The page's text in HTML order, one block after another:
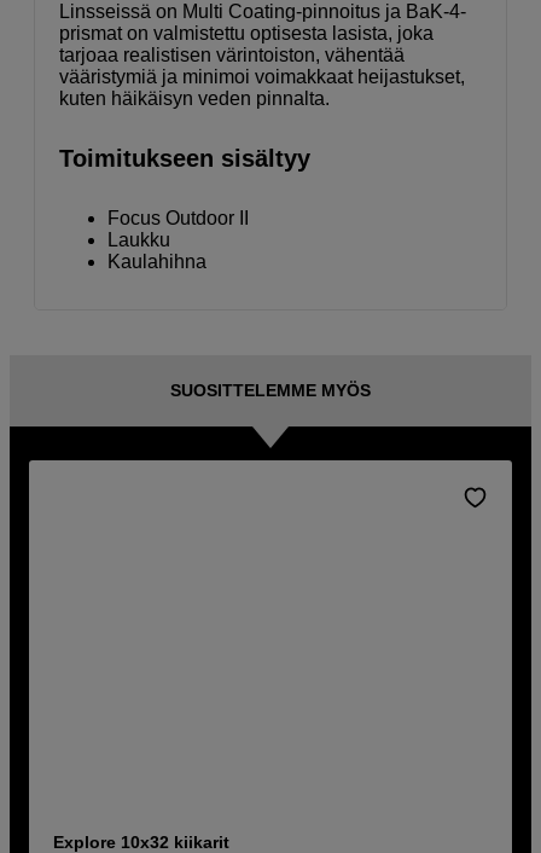
Linsseissä on Multi Coating-pinnoitus ja BaK-4-
prismat on valmistettu optisesta lasista, joka
tarjoaa realistisen värintoiston, vähentää
vääristymiä ja minimoi voimakkaat heijastukset,
kuten häikäisyn veden pinnalta.
Toimitukseen sisältyy
Focus Outdoor II
Laukku
Kaulahihna
SUOSITTELEMME MYÖS
Explore 10x32 kiikarit